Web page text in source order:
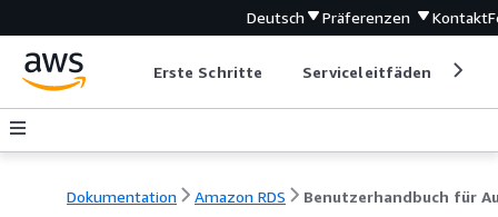
Deutsch Präferenzen Kontakt
Erste Schritte Serviceleitfäden
Dokumentation Amazon RDS